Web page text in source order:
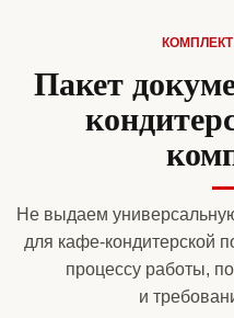
Пакет
Не выдаем
для кафе-кондитерской
процессу работы,
и